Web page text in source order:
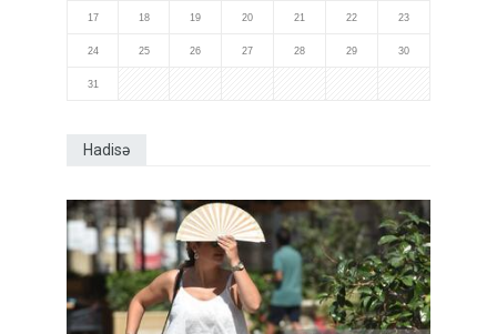
17 18 19 20 21 22 23
24 25 26 27 28 29 30
31
Hadisə